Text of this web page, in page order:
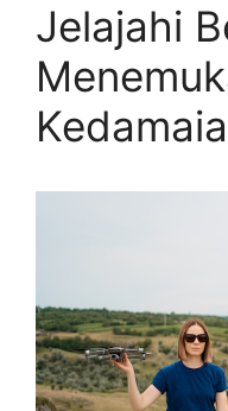
Jelajahi